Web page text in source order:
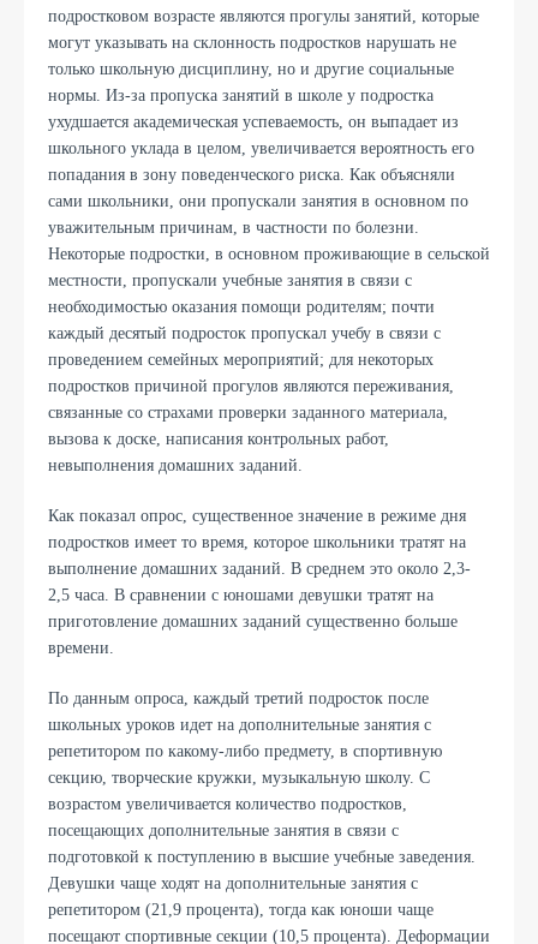
подростковом возрасте являются прогулы занятий, которые
могут указывать на склонность подростков нарушать не
только школьную дисциплину, но и другие социальные
нормы. Из-за пропуска занятий в школе у подростка
ухудшается академическая успеваемость, он выпадает из
школьного уклада в целом, увеличивается вероятность его
попадания в зону поведенческого риска. Как объясняли
сами школьники, они пропускали занятия в основном по
уважительным причинам, в частности по болезни.
Некоторые подростки, в основном проживающие в сельской
местности, пропускали учебные занятия в связи с
необходимостью оказания помощи родителям; почти
каждый десятый подросток пропускал учебу в связи с
проведением семейных мероприятий; для некоторых
подростков причиной прогулов являются переживания,
связанные со страхами проверки заданного материала,
вызова к доске, написания контрольных работ,
невыполнения домашних заданий.
Как показал опрос, существенное значение в режиме дня
подростков имеет то время, которое школьники тратят на
выполнение домашних заданий. В среднем это около 2,3-
2,5 часа. В сравнении с юношами девушки тратят на
приготовление домашних заданий существенно больше
времени.
По данным опроса, каждый третий подросток после
школьных уроков идет на дополнительные занятия с
репетитором по какому-либо предмету, в спортивную
секцию, творческие кружки, музыкальную школу. С
возрастом увеличивается количество подростков,
посещающих дополнительные занятия в связи с
подготовкой к поступлению в высшие учебные заведения.
Девушки чаще ходят на дополнительные занятия с
репетитором (21,9 процента), тогда как юноши чаще
посещают спортивные секции (10,5 процента). Деформации